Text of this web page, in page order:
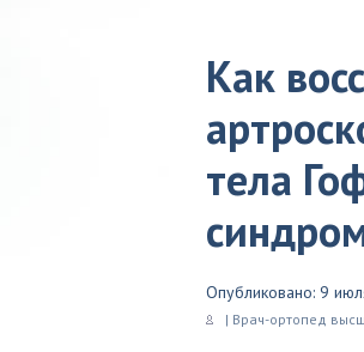
Как
тела
Опубликовано: 9
| Врач-ортопед